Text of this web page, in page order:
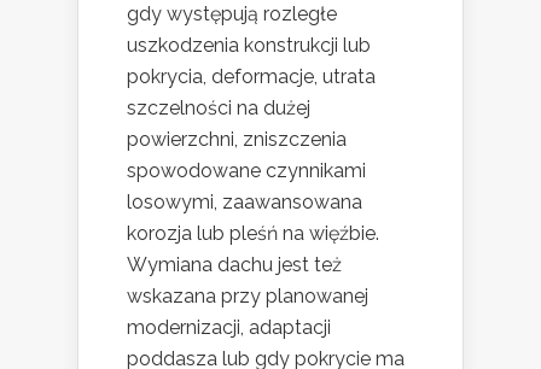
gdy występują rozległe
uszkodzenia konstrukcji lub
pokrycia, deformacje, utrata
szczelności na dużej
powierzchni, zniszczenia
spowodowane czynnikami
losowymi, zaawansowana
korozja lub pleśń na więźbie.
Wymiana dachu jest też
wskazana przy planowanej
modernizacji, adaptacji
poddasza lub gdy pokrycie ma